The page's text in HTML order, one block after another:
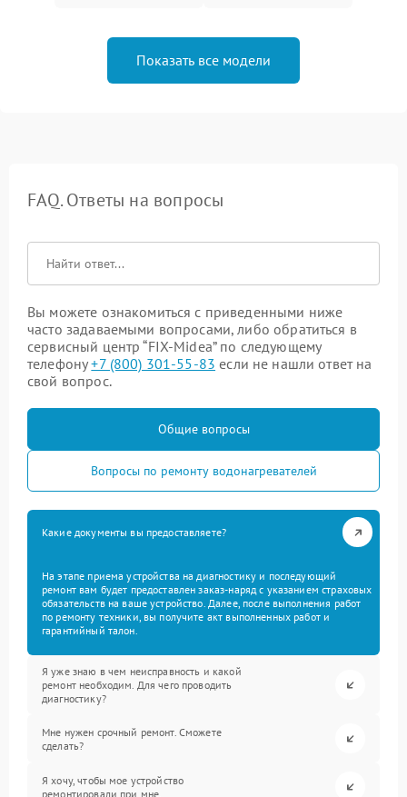
Показать все модели
FAQ. Ответы на вопросы
Вы можете ознакомиться с приведенными ниже
часто задаваемыми вопросами, либо обратиться в
сервисный центр “FIX-Midea” по следующему
телефону+7 (800) 301-55-83 если не нашли ответ на
свой вопрос.
Общие вопросы
Вопросы по ремонту водонагревателей
Какие документы вы предоставляете?
На этапе приема устройства на диагностику и последующий
ремонт вам будет предоставлен заказ-наряд с указанием страховых
обязательств на ваше устройство. Далее, после выполнения работ
по ремонту техники, вы получите акт выполненных работ и
гарантийный талон.
Я уже знаю в чем неисправность и какой
ремонт необходим. Для чего проводить
диагностику?
Мне нужен срочный ремонт. Сможете
сделать?
Я хочу, чтобы мое устройство
ремонтировали при мне.